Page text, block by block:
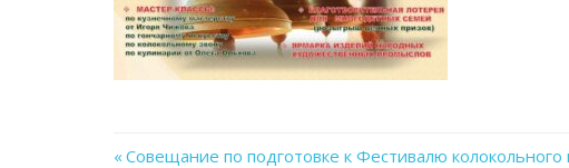
Previous
Совещание по подготовке к Фестивалю колокольного